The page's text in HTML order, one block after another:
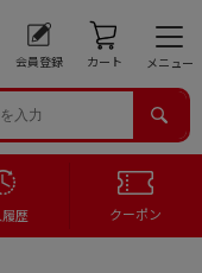
会員登録 カート メニュー
歴 クーポン